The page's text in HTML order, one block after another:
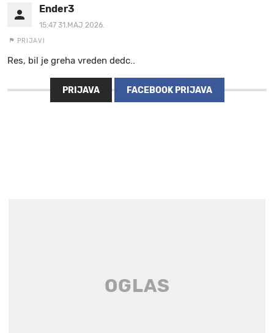
Ender3
15:47 31.MAJ 2026.
PRIJAVI
Res, bil je greha vreden dedc..
PRIJAVA FACEBOOK PRIJAVA